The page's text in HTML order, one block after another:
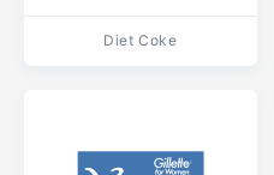
Diet Coke